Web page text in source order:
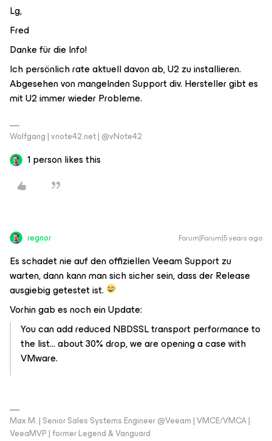
Lg,
Fred
Danke für die Info!
Ich persönlich rate aktuell davon ab, U2 zu installieren.
Abgesehen von mangelnden Support div. Hersteller gibt es
mit U2 immer wieder Probleme.
Wolfgang | vnote42.net | @vNote42
1 person likes this
regnor Forum|Forum|5 years ago
Es schadet nie auf den offiziellen Veeam Support zu
warten, dann kann man sich sicher sein, dass der Release
ausgiebig getestet ist.
Vorhin gab es noch ein Update:
You can add reduced NBDSSL transport performance to
the list... about 30% drop, we are opening a case with
VMware.
Max M. | Senior Sales Systems Engineer @Veeam | VMCE/VMCA |
VeeaMVP | former Legend & Vanguard